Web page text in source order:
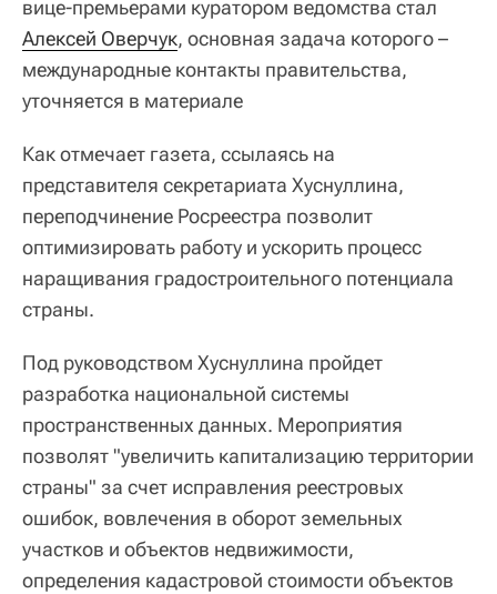
вице-премьерами куратором ведомства стал
Алексей Оверчук, основная задача которого –
международные контакты правительства,
уточняется в материале
Как отмечает газета, ссылаясь на
представителя секретариата Хуснуллина,
переподчинение Росреестра позволит
оптимизировать работу и ускорить процесс
наращивания градостроительного потенциала
страны.
Под руководством Хуснуллина пройдет
разработка национальной системы
пространственных данных. Мероприятия
позволят "увеличить капитализацию территории
страны" за счет исправления реестровых
ошибок, вовлечения в оборот земельных
участков и объектов недвижимости,
определения кадастровой стоимости объектов